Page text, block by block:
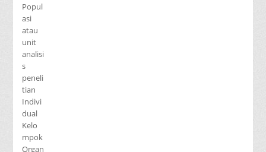
Popul
asi
atau
unit
analisi
s
peneli
tian
Indivi
dual
Kelo
mpok
Organ